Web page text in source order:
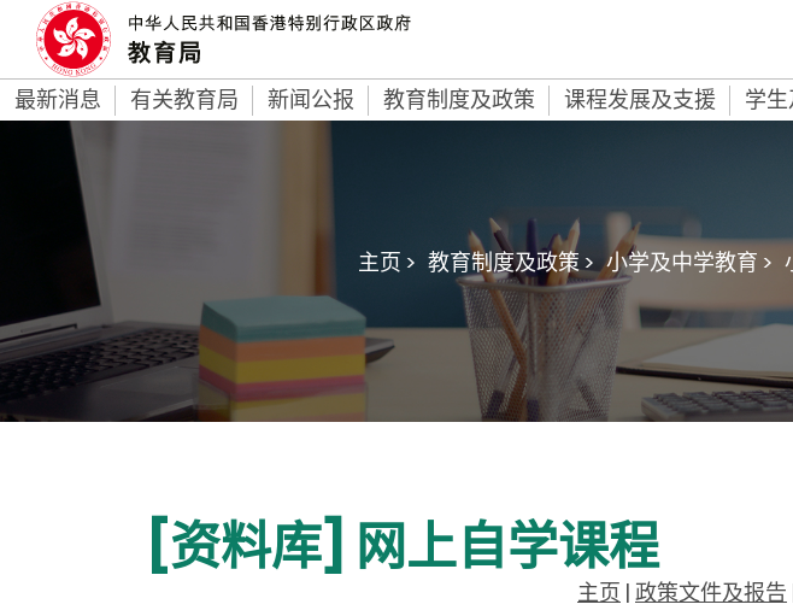
最新消息 有关教育局 新闻公报 教育制度及政策 课程发展及支援 学
主页 > 教育制度及政策 > 小学及中学教育 >
[资料库] 网上自学课程
主页 | 政策文件及报告